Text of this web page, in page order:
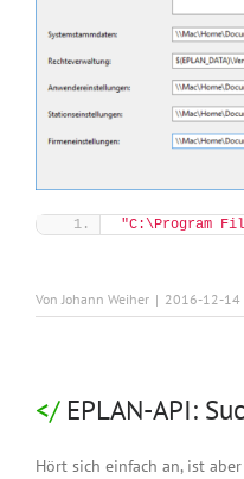
"C:\Program
VonJohann Weiher | 2016-12-14
EPLAN-API:
Hört sich einfach an, ist